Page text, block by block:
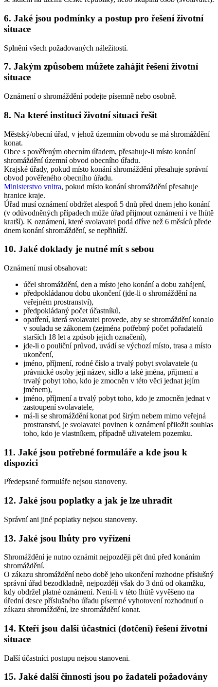
6. Jaké jsou podmínky a postup pro řešení životní
situace
Splnění všech požadovaných náležitostí.
7. Jakým způsobem můžete zahájit řešení životní
situace
Oznámení o shromáždění podejte písemně nebo osobně.
8. Na které instituci životní situaci řešit
Městský/obecní úřad, v jehož územním obvodu se má shromáždění
konat.
Obce s pověřeným obecním úřadem, přesahuje-li místo konání
shromáždění územní obvod obecního úřadu.
Krajské úřady, pokud místo konání shromáždění přesahuje správní
obvod pověřeného obecního úřadu.
Ministerstvo vnitra, pokud místo konání shromáždění přesahuje
hranice kraje.
Úřad musí oznámení obdržet alespoň 5 dnů před dnem jeho konání
(v odůvodněných případech může úřad přijmout oznámení i ve lhůtě
kratší). K oznámení, které svolavatel podá dříve než 6 měsíců přede
dnem konání shromáždění, se nepřihlíží.
10. Jaké doklady je nutné mít s sebou
Oznámení musí obsahovat:
účel shromáždění, den a místo jeho konání a dobu zahájení,
předpokládanou dobu ukončení (jde-li o shromáždění na
veřejném prostranství),
předpokládaný počet účastníků,
opatření, která svolavatel provede, aby se shromáždění konalo
v souladu se zákonem (zejména potřebný počet pořadatelů
starších 18 let a způsob jejich označení),
jde-li o pouliční průvod, uvádí se výchozí místo, trasa a místo
ukončení,
jméno, příjmení, rodné číslo a trvalý pobyt svolavatele (u
právnické osoby její název, sídlo a také jména, příjmení a
trvalý pobyt toho, kdo je zmocněn v této věci jednat jejím
jménem),
jméno, příjmení a trvalý pobyt toho, kdo je zmocněn jednat v
zastoupení svolavatele,
má-li se shromáždění konat pod širým nebem mimo veřejná
prostranství, je svolavatel povinen k oznámení přiložit souhlas
toho, kdo je vlastníkem, případně uživatelem pozemku.
11. Jaké jsou potřebné formuláře a kde jsou k
dispozici
Předepsané formuláře nejsou stanoveny.
12. Jaké jsou poplatky a jak je lze uhradit
Správní ani jiné poplatky nejsou stanoveny.
13. Jaké jsou lhůty pro vyřízení
Shromáždění je nutno oznámit nejpozději pět dnů před konáním
shromáždění.
O zákazu shromáždění nebo době jeho ukončení rozhodne příslušný
správní úřad bezodkladně, nejpozději však do 3 dnů od okamžku,
kdy obdržel platné oznámení. Není-li v této lhůtě vyvěšeno na
úřední desce příslušného úřadu písemné vyhotovení rozhodnutí o
zákazu shromáždění, lze shromáždění konat.
14. Kteří jsou další účastníci (dotčení) řešení životní
situace
Další účastníci postupu nejsou stanoveni.
15. Jaké další činnosti jsou po žadateli požadovány